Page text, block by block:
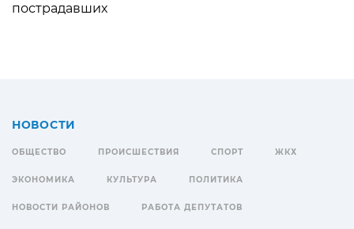
пострадавших
НОВОСТИ
ОБЩЕСТВО ПРОИСШЕСТВИЯ СПОРТ ЖКХ
ЭКОНОМИКА КУЛЬТУРА ПОЛИТИКА
НОВОСТИ РАЙОНОВ РАБОТА ДЕПУТАТОВ